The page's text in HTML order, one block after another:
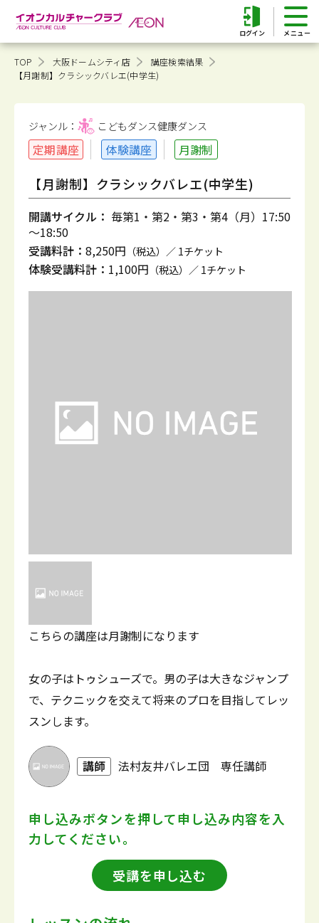
ログイン
TOP 大阪ドームシティ店
講座検索結果
【月謝制】クラシックバレエ(中学生)
ジャンル： こどもダンス健康ダンス
定期講座 体験講座 月謝制
【月謝制】クラシックバレエ(中学生)
開講サイクル： 毎第1・第2・第3・第4（月）17:50
～18:50
受講料計： 8,250円 （税込）／ 1チケット
体験受講料計： 1,100円 （税込）／ 1チケット
こちらの講座は月謝制になります
女の子はトゥシューズで。男の子は大きなジャンプ
で、テクニックを交えて将来のプロを目指してレッ
スンします。
講師 法村友井バレエ団 専任講師
申し込みボタンを押して申し込み内容を入
力してください。
受講を申し込む